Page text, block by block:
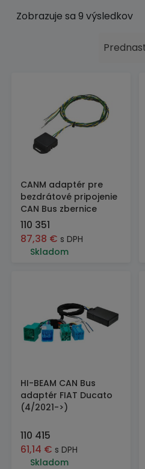
Zobrazuje sa 9 výsledkov
CANM adaptér pre
bezdrátové pripojenie
CAN Bus zbernice
110 351
87,38 € s DPH
Skladom
HI-BEAM CAN Bus
adaptér FIAT Ducato
(4/2021->)
110 415
61,14 € s DPH
Skladom